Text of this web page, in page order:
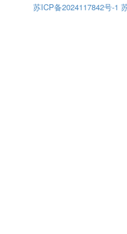
苏ICP备2024117842号-1